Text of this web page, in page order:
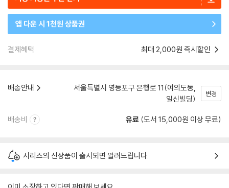
앱 다운 시 1천원 상품권
결제혜택 최대 2,000원 즉시할인
배송안내
서울특별시 영등포구 은행로 11(여의도동,
일신빌딩)
변경
배송비 유료 (도서 15,000원 이상 무료)
시리즈의 신상품이 출시되면 알려드립니다.